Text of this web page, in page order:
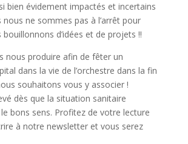
bien évidement impactés et incertains
nous ne sommes pas à l’arrêt pour
d’idées et de projets !!
nous produire afin de fêter un
dans la vie de l’orchestre dans la fin
souhaitons vous y associer !
dès que la situation sanitaire
bons sens. Profitez de votre lecture
à notre newsletter et vous serez